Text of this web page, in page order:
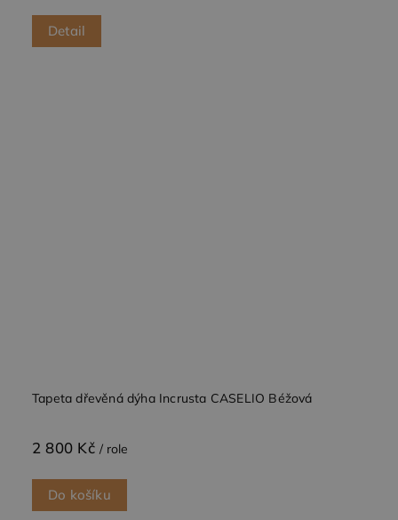
Detail
Tapeta dřevěná dýha Incrusta CASELIO Béžová
2 800 Kč / role
Do košíku